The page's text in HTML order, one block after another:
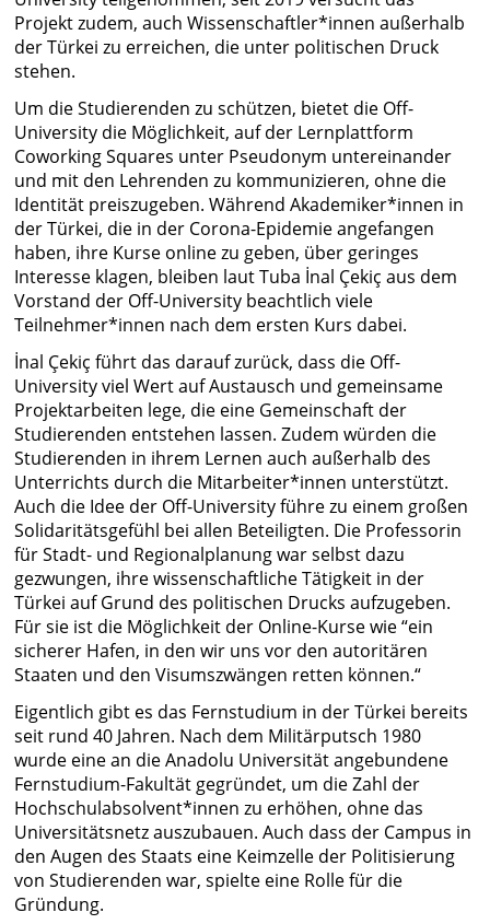
Projekt zudem, auch Wissenschaftler*innen außerhalb
der Türkei zu erreichen, die unter politischen Druck
stehen.
Um die Studierenden zu schützen, bietet die Off-
University die Möglichkeit, auf der Lernplattform
Coworking Squares unter Pseudonym untereinander
und mit den Lehrenden zu kommunizieren, ohne die
Identität preiszugeben. Während Akademiker*innen in
der Türkei, die in der Corona-Epidemie angefangen
haben, ihre Kurse online zu geben, über geringes
Interesse klagen, bleiben laut Tuba İnal Çekiç aus dem
Vorstand der Off-University beachtlich viele
Teilnehmer*innen nach dem ersten Kurs dabei.
İnal Çekiç führt das darauf zurück, dass die Off-
University viel Wert auf Austausch und gemeinsame
Projektarbeiten lege, die eine Gemeinschaft der
Studierenden entstehen lassen. Zudem würden die
Studierenden in ihrem Lernen auch außerhalb des
Unterrichts durch die Mitarbeiter*innen unterstützt.
Auch die Idee der Off-University führe zu einem großen
Solidaritätsgefühl bei allen Beteiligten. Die Professorin
für Stadt- und Regionalplanung war selbst dazu
gezwungen, ihre wissenschaftliche Tätigkeit in der
Türkei auf Grund des politischen Drucks aufzugeben.
Für sie ist die Möglichkeit der Online-Kurse wie “ein
sicherer Hafen, in den wir uns vor den autoritären
Staaten und den Visumszwängen retten können.“
Eigentlich gibt es das Fernstudium in der Türkei bereits
seit rund 40 Jahren. Nach dem Militärputsch 1980
wurde eine an die Anadolu Universität angebundene
Fernstudium-Fakultät gegründet, um die Zahl der
Hochschulabsolvent*innen zu erhöhen, ohne das
Universitätsnetz auszubauen. Auch dass der Campus in
den Augen des Staats eine Keimzelle der Politisierung
von Studierenden war, spielte eine Rolle für die
Gründung.